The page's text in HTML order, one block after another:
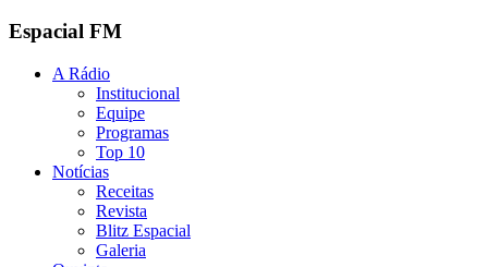
Espacial FM
A Rádio
Institucional
Equipe
Programas
Top 10
Notícias
Receitas
Revista
Blitz Espacial
Galeria